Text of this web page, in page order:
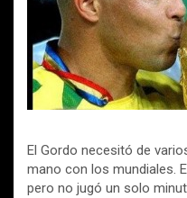
El Gordo necesitó de
mano con los mundiales.
pero no jugó un solo